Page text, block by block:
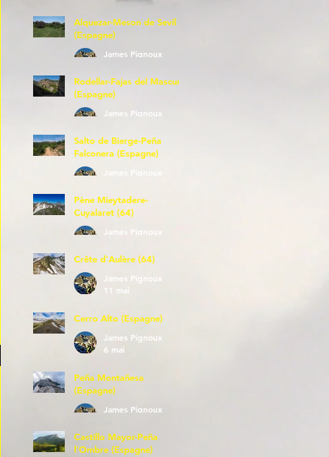
Alquezar-Meson de Sevil
(Espagne)
James Pignoux
Rodellar-Fajas del Mascun
(Espagne)
James Pignoux
Salto de Bierge-Peña
Falconera (Espagne)
James Pignoux
Pène Mieytadere-
Cuyalaret (64)
James Pignoux
Crête d'Aulère (64)
James Pignoux
11 mai
Cerro Alto (Espagne)
James Pignoux
6 mai
Peña Montañesa
(Espagne)
James Pignoux
Castillo Mayor-Peña
l'Ombre (Espagne)